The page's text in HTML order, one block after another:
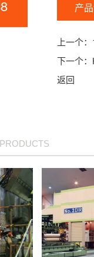
产
上一个：
下一个：
返回